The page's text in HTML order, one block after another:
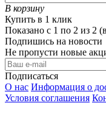
В корзину
Купить в 1 клик
Показано с 1 по 2 из 2
Подпишись на новости
Не пропусти новые
Подписаться
О нас Информация о
Условия соглашения